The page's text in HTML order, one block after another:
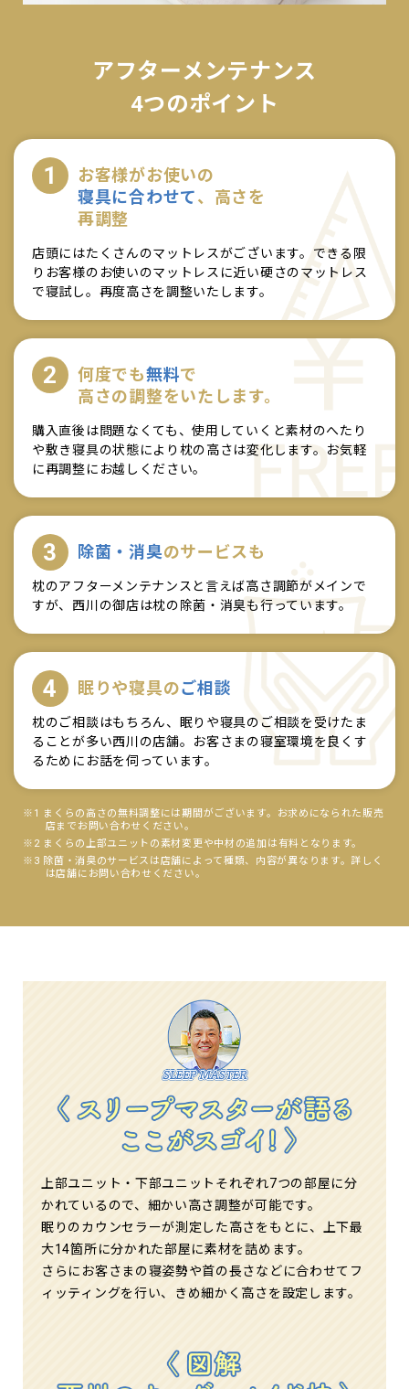
アフターメンテナンス
4つのポイント
1
お客様がお使いの
寝具に合わせて、高さを
再調整
店頭にはたくさんのマットレスがございます。できる限
りお客様のお使いのマットレスに近い硬さのマットレス
で寝試し。再度高さを調整いたします。
2 何度でも無料で
高さの調整をいたします。
購入直後は問題なくても、使用していくと素材のへたり
や敷き寝具の状態により枕の高さは変化します。お気軽
に再調整にお越しください。
3 除菌・消臭のサービスも
枕のアフターメンテナンスと言えば高さ調節がメインで
すが、西川の御店は枕の除菌・消臭も行っています。
4 眠りや寝具のご相談
枕のご相談はもちろん、眠りや寝具のご相談を受けたま
ることが多い西川の店舗。お客さまの寝室環境を良くす
るためにお話を伺っています。
※1 まくらの高さの無料調整には期間がございます。お求めになられた販売
店までお問い合わせください。
※2 まくらの上部ユニットの素材変更や中材の追加は有料となります。
※3 除菌・消臭のサービスは店舗によって種類、内容が異なります。詳しく
は店舗にお問い合わせください。
上部ユニット・下部ユニットそれぞれ7つの部屋に分
かれているので、細かい高さ調整が可能です。
眠りのカウンセラーが測定した高さをもとに、上下最
大14箇所に分かれた部屋に素材を詰めます。
さらにお客さまの寝姿勢や首の長さなどに合わせてフ
ィッティングを行い、きめ細かく高さを設定します。